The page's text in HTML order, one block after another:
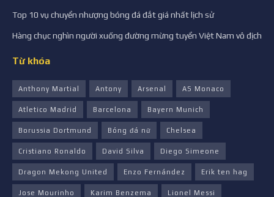
Top 10 vụ chuyển nhượng bóng đá đắt giá nhất lịch sử
Hàng chục nghìn người xuống đường mừng tuyển Việt Nam vô địch
Từ khóa
Anthony Martial Antony Arsenal AS Monaco
Atletico Madrid Barcelona Bayern Munich
Borussia Dortmund Bóng đá nữ Chelsea
Cristiano Ronaldo David Silva Diego Simeone
Dragon Mekong United Enzo Fernández Erik ten hag
Jose Mourinho Karim Benzema Lionel Messi